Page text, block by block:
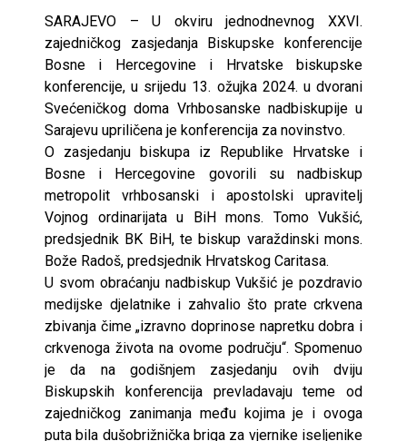
SARAJEVO – U okviru jednodnevnog XXVI.
zajedničkog zasjedanja Biskupske konferencije
Bosne i Hercegovine i Hrvatske biskupske
konferencije, u srijedu 13. ožujka 2024. u dvorani
Svećeničkog doma Vrhbosanske nadbiskupije u
Sarajevu upriličena je konferencija za novinstvo.
O zasjedanju biskupa iz Republike Hrvatske i
Bosne i Hercegovine govorili su nadbiskup
metropolit vrhbosanski i apostolski upravitelj
Vojnog ordinarijata u BiH mons. Tomo Vukšić,
predsjednik BK BiH, te biskup varaždinski mons.
Bože Radoš, predsjednik Hrvatskog Caritasa.
U svom obraćanju nadbiskup Vukšić je pozdravio
medijske djelatnike i zahvalio što prate crkvena
zbivanja čime „izravno doprinose napretku dobra i
crkvenoga života na ovome području“. Spomenuo
je da na godišnjem zasjedanju ovih dviju
Biskupskih konferencija prevladavaju teme od
zajedničkog zanimanja među kojima je i ovoga
puta bila dušobrižnička briga za vjernike iseljenike